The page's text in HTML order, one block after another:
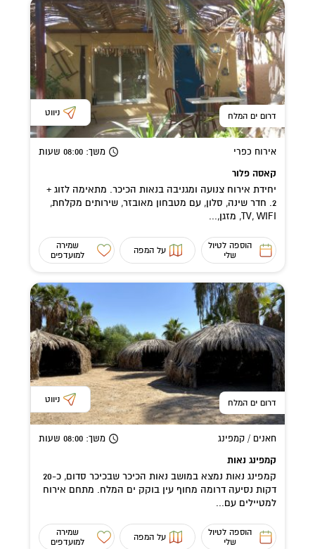
דרום ים המלח ניווט
אירוח כפרי משך: 08:00 שעות
קאסה פלור
יחידת אירוח צנועה ומגניבה בנאות הכיכר. מתאימה לזוג +
2. חדר שינה, סלון, עם מטבחון מאובזר, שירותים מקלחת,
TV, WIFI, מזגן,...
הוספה לטיול
שלי
על המפה
שמירה
למועדפים
דרום ים המלח ניווט
חאנים / קמפינג משך: 08:00 שעות
קמפינג נאות
קמפינג נאות נמצא במושב נאות הכיכר שבכיכר סדום, כ-20
דקות נסיעה דרומה מחוף עין בוקק ים המלח. מתחם אירוח
למטיילים עם...
הוספה לטיול
שלי
על המפה
שמירה
למועדפים